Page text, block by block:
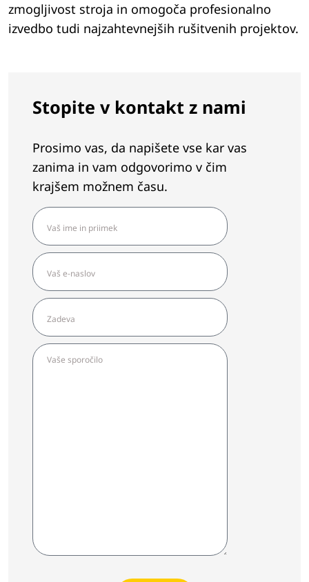
zmogljivost stroja in omogoča profesionalno
izvedbo tudi najzahtevnejših rušitvenih projektov.
Stopite v kontakt z nami
Prosimo vas, da napišete vse kar vas
zanima in vam odgovorimo v čim
krajšem možnem času.